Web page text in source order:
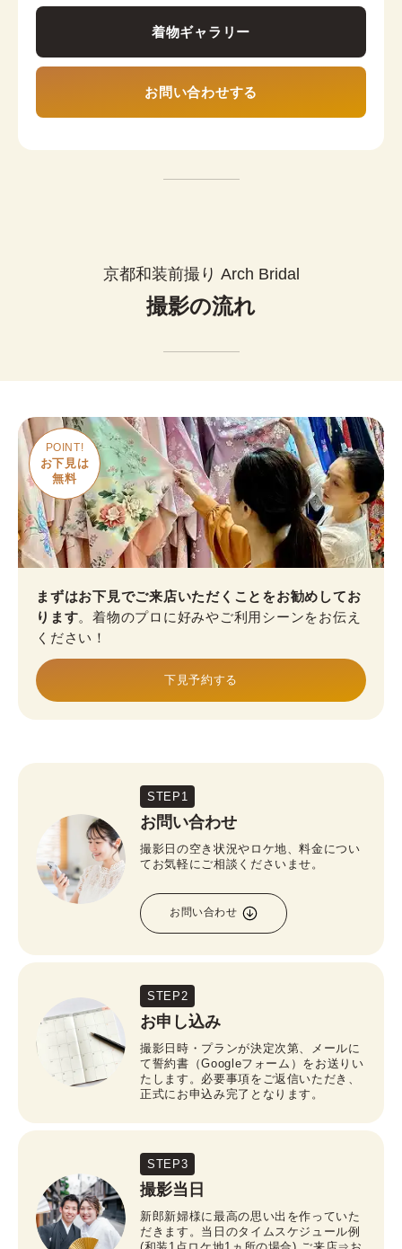
着物ギャラリー
お問い合わせする
京都和装前撮り Arch Bridal
撮影の流れ
POINT!
お下見は
無料
まずはお下見でご来店いただくことをお勧めしてお
ります。着物のプロに好みやご利用シーンをお伝え
ください！
下見予約する
STEP1
お問い合わせ
撮影日の空き状況やロケ地、料金につい
てお気軽にご相談くださいませ。
お問い合わせ
STEP2
お申し込み
撮影日時・プランが決定次第、メールに
て誓約書（Googleフォーム）をお送りい
たします。必要事項をご返信いただき、
正式にお申込み完了となります。
STEP3
撮影当日
新郎新婦様に最高の思い出を作っていた
だきます。当日のタイムスケジュール例